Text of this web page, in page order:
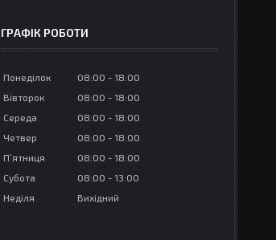
ГРАФІК РОБОТИ
Понеділок 08:00
18:00
Вівторок
08:00
18:00
Середа
08:00
18:00
Четвер
08:00
18:00
Пʼятниця
08:00
18:00
Субота
08:00
13:00
Неділя
Вихідний